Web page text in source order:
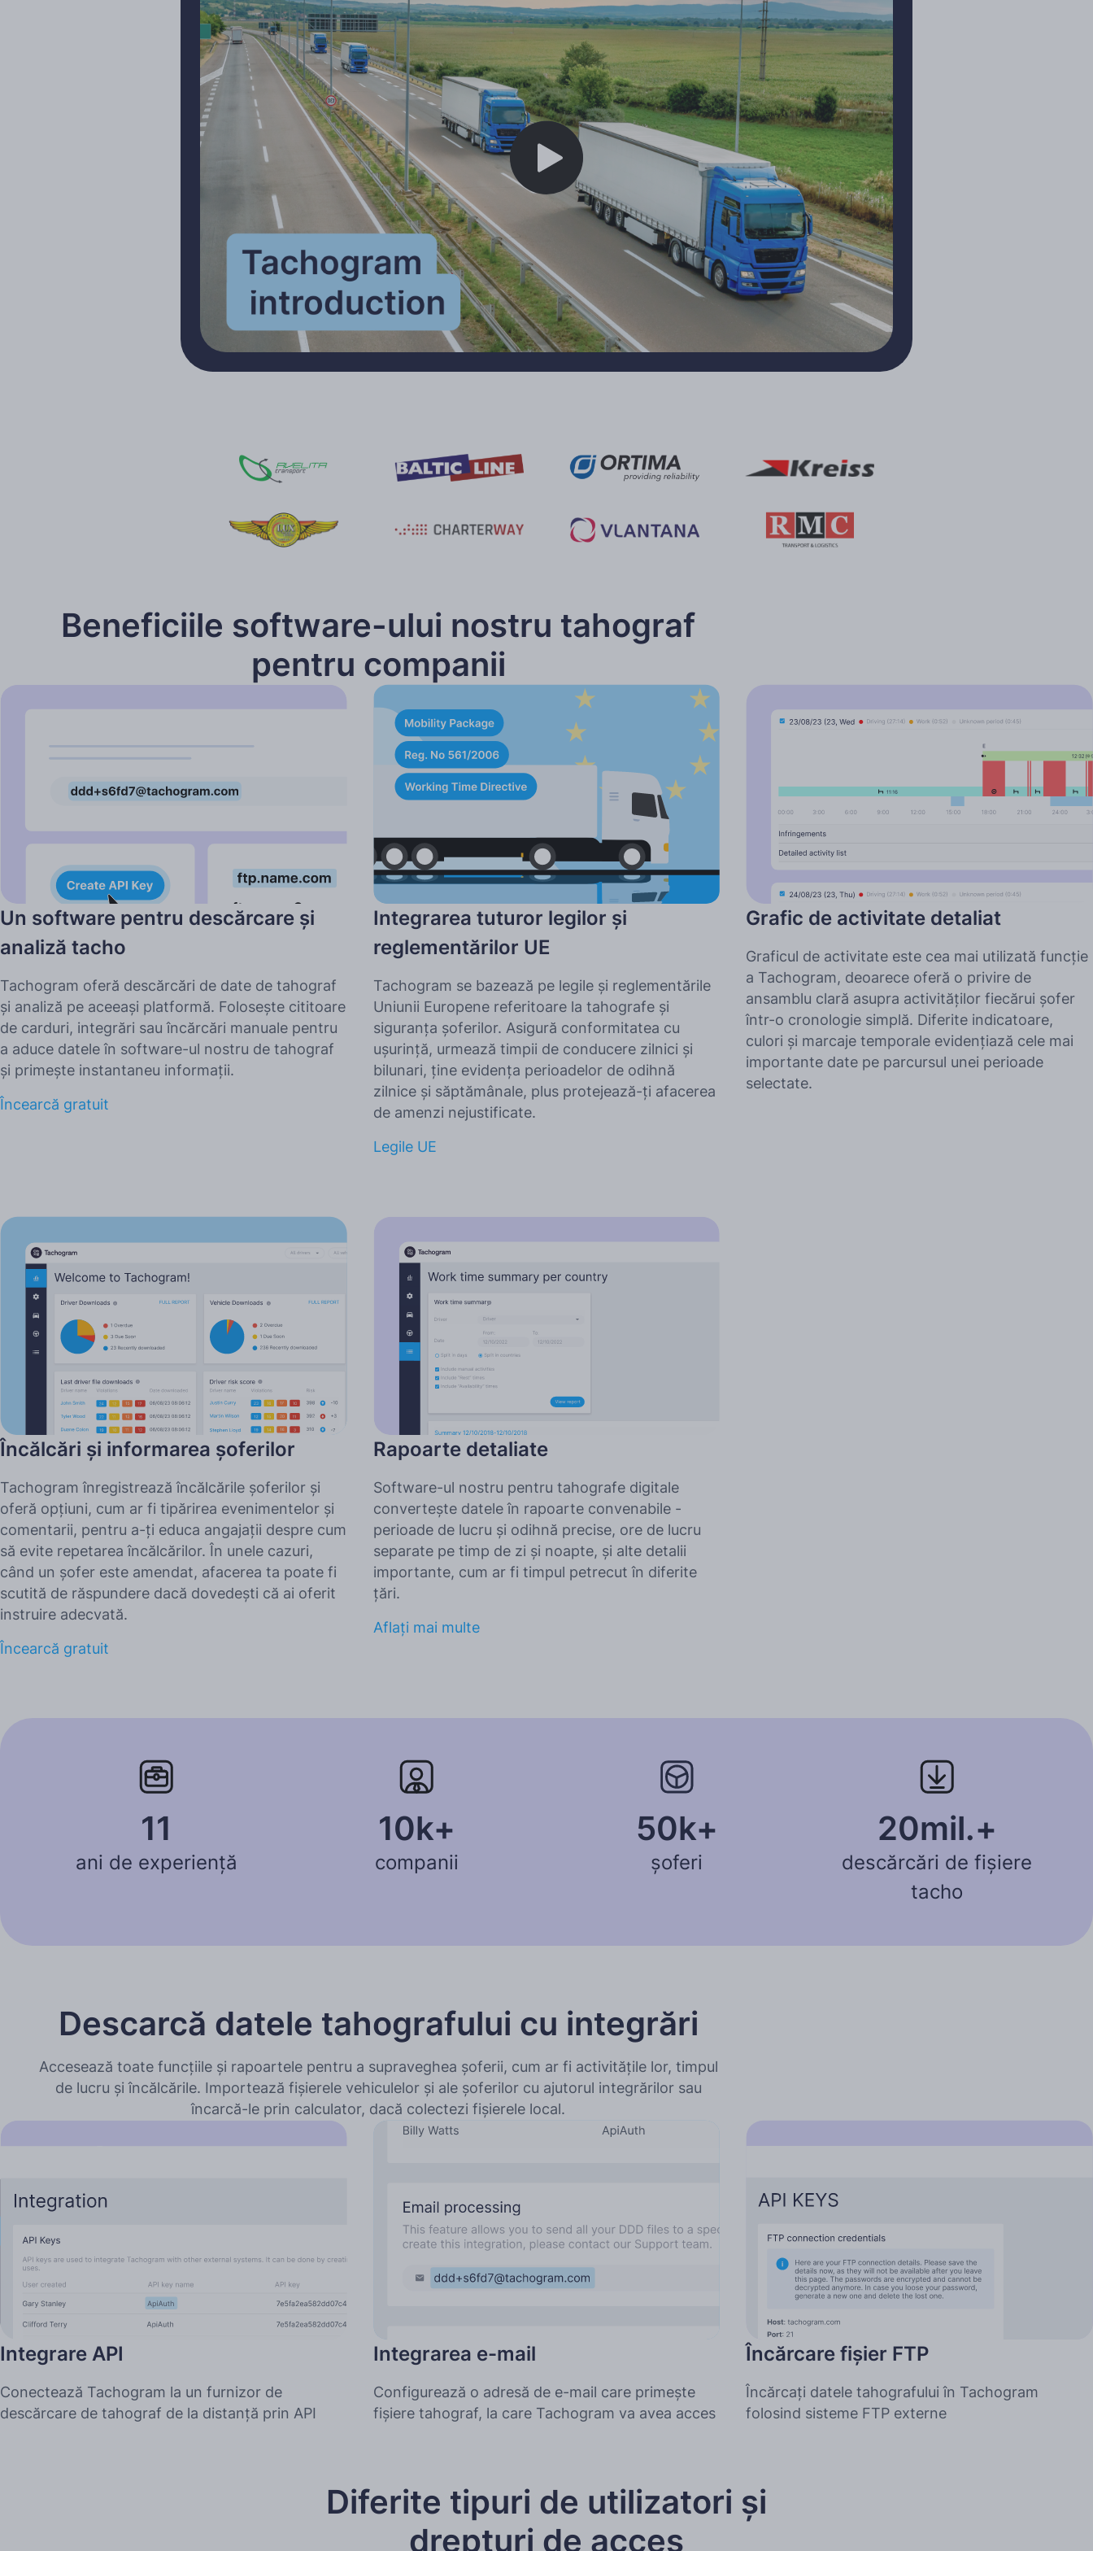
Mai multe limbi
Play
Beneficiile software-ului nostru tahograf
pentru companii
Un software pentru descărcare și
analiză tacho
Tachogram oferă descărcări de date de tahograf
și analiză pe aceeași platformă. Folosește cititoare
de carduri, integrări sau încărcări manuale pentru
a aduce datele în software-ul nostru de tahograf
și primește instantaneu informații.
Încearcă gratuit
Integrarea tuturor legilor și
reglementărilor UE
Tachogram se bazează pe legile și reglementările
Uniunii Europene referitoare la tahografe și
siguranța șoferilor. Asigură conformitatea cu
ușurință, urmează timpii de conducere zilnici și
bilunari, ține evidența perioadelor de odihnă
zilnice și săptămânale, plus protejează-ți afacerea
de amenzi nejustificate.
Legile UE
Grafic de activitate detaliat
Graficul de activitate este cea mai utilizată funcție
a Tachogram, deoarece oferă o privire de
ansamblu clară asupra activităților fiecărui șofer
într-o cronologie simplă. Diferite indicatoare,
culori și marcaje temporale evidențiază cele mai
importante date pe parcursul unei perioade
selectate.
Încălcări și informarea șoferilor
Tachogram înregistrează încălcările șoferilor și
oferă opțiuni, cum ar fi tipărirea evenimentelor și
comentarii, pentru a-ți educa angajații despre cum
să evite repetarea încălcărilor. În unele cazuri,
când un șofer este amendat, afacerea ta poate fi
scutită de răspundere dacă dovedești că ai oferit
instruire adecvată.
Încearcă gratuit
Rapoarte detaliate
Software-ul nostru pentru tahografe digitale
convertește datele în rapoarte convenabile -
perioade de lucru și odihnă precise, ore de lucru
separate pe timp de zi și noapte, și alte detalii
importante, cum ar fi timpul petrecut în diferite
țări.
Aflați mai multe
11
ani de experiență
10k+
companii
50k+
șoferi
20mil.+
descărcări de fișiere
tacho
Descarcă datele tahografului cu integrări
Accesează toate funcțiile și rapoartele pentru a supraveghea șoferii, cum ar fi activitățile lor, timpul
de lucru și încălcările. Importează fișierele vehiculelor și ale șoferilor cu ajutorul integrărilor sau
încarcă-le prin calculator, dacă colectezi fișierele local.
Integrare API
Conectează Tachogram la un furnizor de
descărcare de tahograf de la distanță prin API
Integrarea e-mail
Configurează o adresă de e-mail care primește
fișiere tahograf, la care Tachogram va avea acces
Încărcare fișier FTP
Încărcați datele tahografului în Tachogram
folosind sisteme FTP externe
Diferite tipuri de utilizatori și
drepturi de acces